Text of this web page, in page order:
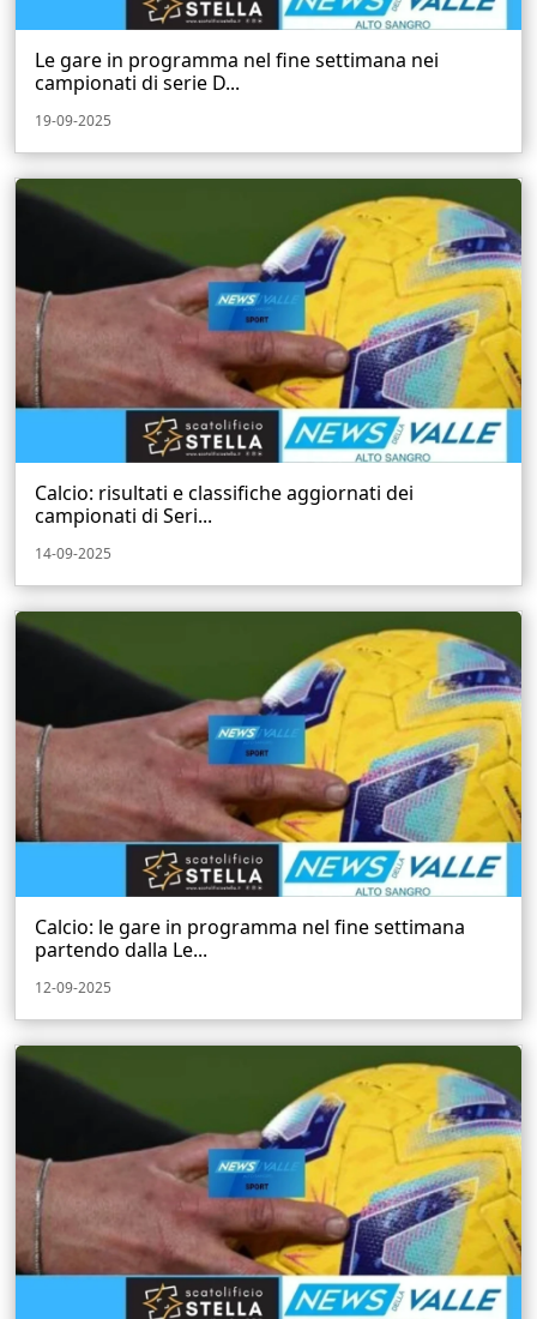
Le gare in programma nel fine settimana nei
campionati di serie D...
19-09-2025
Calcio: risultati e classifiche aggiornati dei
campionati di Seri...
14-09-2025
Calcio: le gare in programma nel fine settimana
partendo dalla Le...
12-09-2025